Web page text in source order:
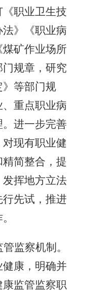
职业卫生技
》《职业病
矿作业场所
规章，研究
等部门规
重点职业病
进一步完善
现有职业健
简整合，提
挥地方立法
先试，推进
监察机制。
康，明确并
监管监察职